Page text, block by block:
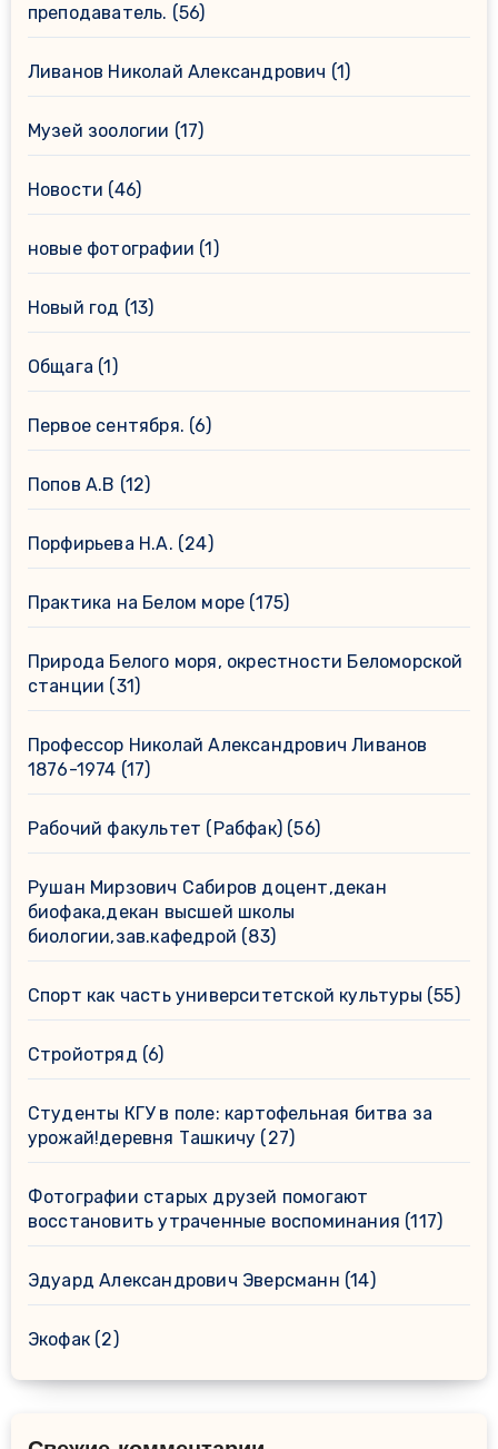
преподаватель. (56)
Ливанов Николай Александрович (1)
Музей зоологии (17)
Новости (46)
новые фотографии (1)
Новый год (13)
Общага (1)
Первое сентября. (6)
Попов А.В (12)
Порфирьева Н.А. (24)
Практика на Белом море (175)
Природа Белого моря, окрестности Беломорской
станции (31)
Профессор Николай Александрович Ливанов
1876-1974 (17)
Рабочий факультет (Рабфак)(56)
Рушан Мирзович Сабиров доцент,декан
биофака,декан высшей школы
биологии,зав.кафедрой (83)
Спорт как часть университетской культуры (55)
Стройотряд (6)
Студенты КГУ в поле: картофельная битва за
урожай!деревня Ташкичу (27)
Фотографии старых друзей помогают
восстановить утраченные воспоминания (117)
Эдуард Александрович Эверсманн (14)
Экофак(2)